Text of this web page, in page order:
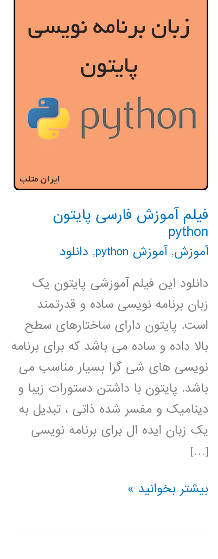
فیلم آموزش فارسی پایتون
python
آموزش,آموزش python , دانلود
دانلود این فیلم آموزشی پایتون یک
زبان برنامه نویسی ساده و قدرتمند
است. پایتون دارای ساختارهای سطح
بالا داده و ساده می باشد که برای برنامه
نویسی های شی گرا بسیار مناسب می
باشد. پایتون با داشتن دستورات زیبا و
دینامیک و مفسر شده ذاتی ، تبدیل به
یک زبان ایده ال برای برنامه نویسی
[…]
فیلم
فارسی
بیشتر بخوانید »